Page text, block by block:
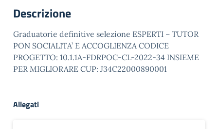
Descrizione
Graduatorie definitive selezione ESPERTI – TUTOR
PON SOCIALITA’ E ACCOGLIENZA CODICE
PROGETTO: 10.1.1A-FDRPOC-CL-2022-34 INSIEME
PER MIGLIORARE CUP: J34C22000890001
Allegati